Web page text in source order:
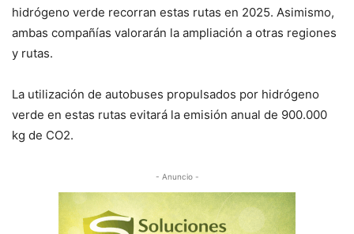
hidrógeno verde recorran estas rutas en 2025. Asimismo,
ambas compañías valorarán la ampliación a otras regiones
y rutas.
La utilización de autobuses propulsados por hidrógeno
verde en estas rutas evitará la emisión anual de 900.000
kg de CO2.
- Anuncio -